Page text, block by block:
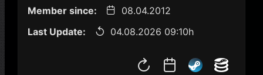
Member since:
08.04.2012
Last Update:
04.08.2026 09:10h